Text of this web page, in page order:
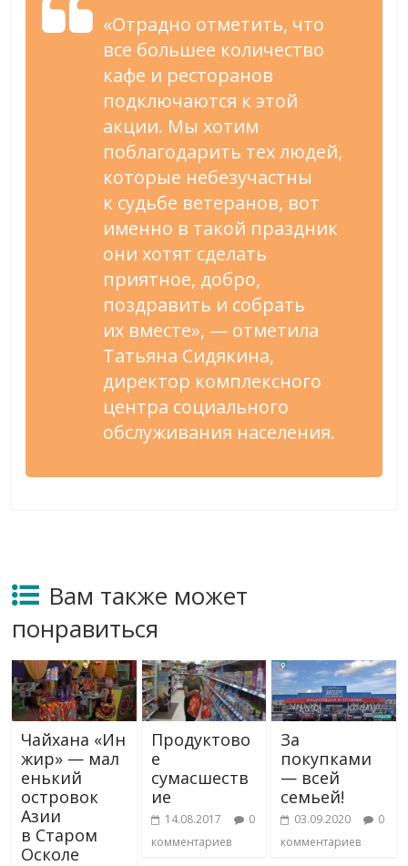
«Отрадно отметить, что
все большее количество
кафе и ресторанов
подключаются к этой
акции. Мы хотим
поблагодарить тех людей,
которые небезучастны
к судьбе ветеранов, вот
именно в такой праздник
они хотят сделать
приятное, добро,
поздравить и собрать
их вместе», — отметила
Татьяна Сидякина,
директор комплексного
центра социального
обслуживания населения.
Вам также может
понравиться
Чайхана «Ин
жир» — мал
енький
островок
Азии
в Старом
Осколе
Продуктово
е
сумасшеств
ие
14.08.2017
0
комментариев
За
покупками
— всей
семьей!
03.09.2020
0
комментариев